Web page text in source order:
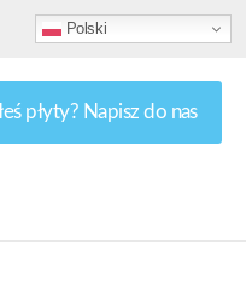
Polski
płyty? Napisz do nas